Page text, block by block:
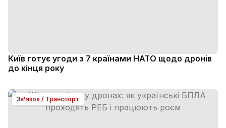
Київ готує угоди з 7 країнами НАТО щодо дронів
до кінця року
Зв'язок / Транспорт